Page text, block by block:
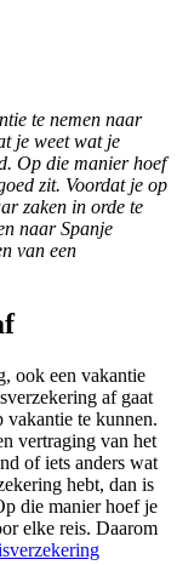
te nemen naar
je weet wat je
Op die manier hoef
zit. Voordat je op
zaken in orde te
naar Spanje
van een
ook een vakantie
af gaat
vakantie te kunnen.
vertraging van het
of iets anders wat
hebt, dan is
die manier hoef je
elke reis. Daarom